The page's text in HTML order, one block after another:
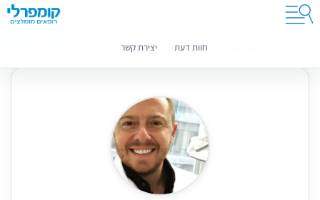
קומפרלי מסייעת לך לבחור רופאים מומלצים
חוות דעת יצירת קשר